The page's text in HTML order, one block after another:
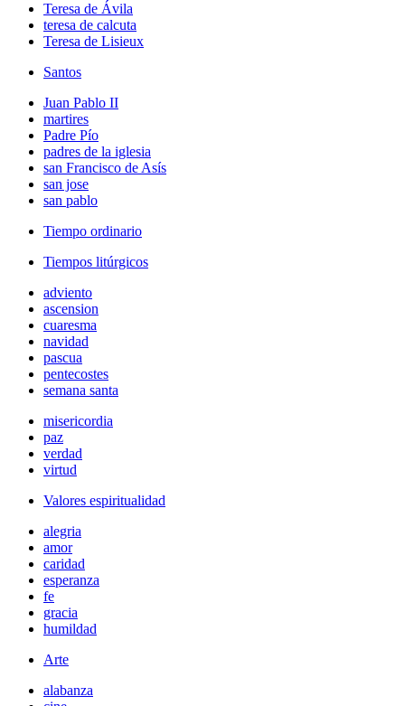
Teresa de Ávila
teresa de calcuta
Teresa de Lisieux
Santos
Juan Pablo II
martires
Padre Pío
padres de la iglesia
san Francisco de Asís
san jose
san pablo
Tiempo ordinario
Tiempos litúrgicos
adviento
ascension
cuaresma
navidad
pascua
pentecostes
semana santa
misericordia
paz
verdad
virtud
Valores espiritualidad
alegria
amor
caridad
esperanza
fe
gracia
humildad
Arte
alabanza